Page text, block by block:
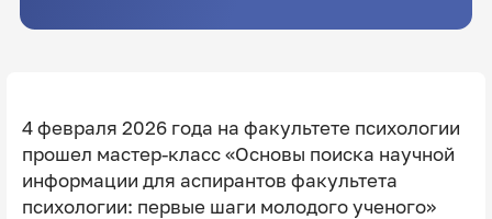
4 февраля 2026 года на факультете психологии
прошел мастер-класс «Основы поиска научной
информации для аспирантов факультета
психологии: первые шаги молодого ученого»